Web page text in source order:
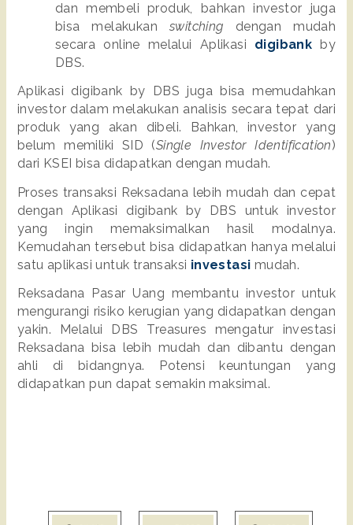
dan membeli produk, bahkan investor juga
bisa melakukan switching dengan mudah
secara online melalui Aplikasi digibank by
DBS.
Aplikasi digibank by DBS juga bisa memudahkan
investor dalam melakukan analisis secara tepat dari
produk yang akan dibeli. Bahkan, investor yang
belum memiliki SID (Single Investor Identification)
dari KSEI bisa didapatkan dengan mudah.
Proses transaksi Reksadana lebih mudah dan cepat
dengan Aplikasi digibank by DBS untuk investor
yang ingin memaksimalkan hasil modalnya.
Kemudahan tersebut bisa didapatkan hanya melalui
satu aplikasi untuk transaksi investasi mudah.
Reksadana Pasar Uang membantu investor untuk
mengurangi risiko kerugian yang didapatkan dengan
yakin. Melalui DBS Treasures mengatur investasi
Reksadana bisa lebih mudah dan dibantu dengan
ahli di bidangnya. Potensi keuntungan yang
didapatkan pun dapat semakin maksimal.